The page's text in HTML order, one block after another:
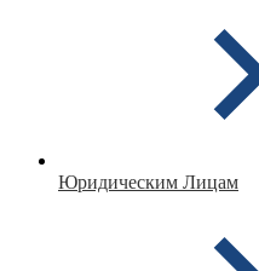
Юридическим Лицам